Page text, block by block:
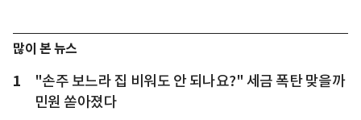
많이 본 뉴스
1
"손주 보느라 집 비워도 안 되나요?" 세금 폭탄 맞을까
민원 쏟아졌다